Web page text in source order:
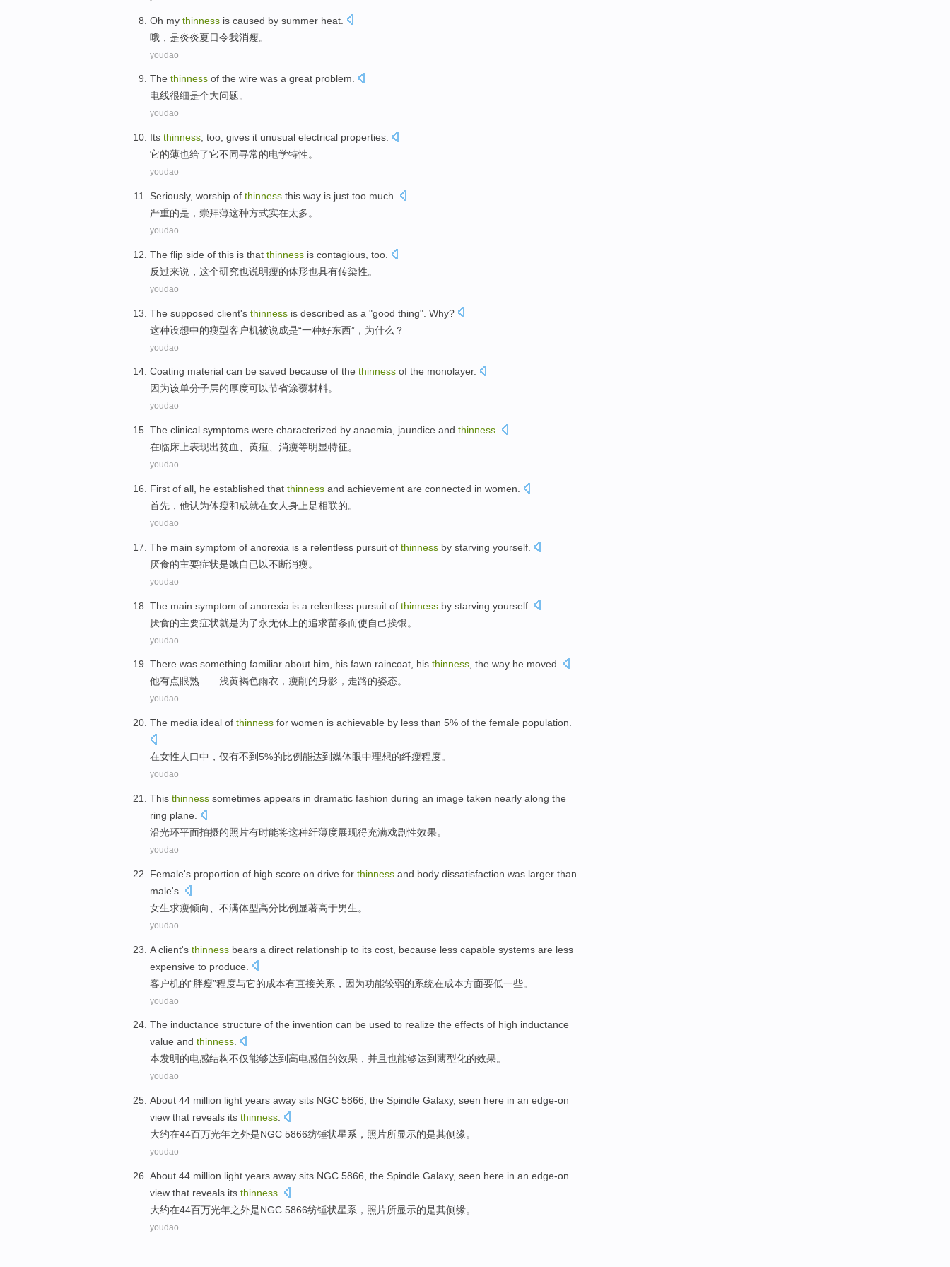
Oh my thinness is caused by summer heat.
哦 ， 是炎炎夏日令我消瘦。
youdao
The thinness of the wire was a great problem.
电线很细是个大问题。
youdao
Its thinness , too, gives it unusual electrical properties
它的薄也给了它不同寻常的电学特性。
youdao
Seriously, worship of thinness this way is just too much.
严重的是 ， 崇拜薄这种方式实在太多。
youdao
The flip side of this is that thinness is contagious too
反过来说， 这个研究也说明瘦的体形也具有传染性。
youdao
The supposed client's thinness is described as a "good thing". Why?
这种设想中的瘦型客户机被说成是“一种好东西”，为什么？
youdao
Coating material can be saved because of the thinness of the monolayer.
因为该单分子层的厚度可以节省涂覆材料。
youdao
The clinical symptoms were characterized by anaemia jaundice and thinness
在临床上表现出贫血、 黄疸 、消瘦等明显特征。
youdao
First of all, he established that thinness and achievement are connected in women
首先 ， 他认为体瘦和成就在女人身上是相联的。
youdao
The main symptom of anorexia is a relentless pursuit of thinness by starving yourself
厌食的主要症状是饿自已以不断消瘦。
youdao
The main symptom of anorexia is a relentless pursuit of thinness by starving yourself
厌食的主要症状就是为了永无休止的追求苗条而使自己挨饿。
youdao
There was something familiar about him, his fawn raincoat, his thinness, the way he moved.
他有点眼熟——浅黄褐色雨衣 ， 瘦削 的身影，走路的姿态。
youdao
The media ideal of thinness for women is achievable by less than 5% of the female population
在女性 人口中 ，仅有不到5%的比例能达到媒体眼中理想的纤瘦程度。
youdao
This thinness sometimes appears in dramatic fashion during an image taken nearly along the
ring plane
沿光环平面拍摄的照片有时能将这种纤薄度展现得充满戏剧性效果。
youdao
Female's proportion of high score on drive for thinness and body dissatisfaction was larger than
male's
女生求瘦倾向、 不满体型高分比例 显著高于男生。
youdao
A client's thinness bears a direct relationship to its cost because less capable systems are less
expensive to produce.
客户机的“胖瘦”程度与它的成本有直接关系 ， 因为功能较弱的系统在成本方面要低一些。
youdao
The inductance structure of the invention can be used to realize the effects of high inductance
value and thinness.
本发明的电感结构不仅能够达到高电感值的效果 ， 并且 也能够达到薄型化的效果。
youdao
About 44 million light years away sits NGC 5866, the Spindle Galaxy, seen here in an edge-on
view that reveals its thinness
大约在44百万光年之外是NGC 5866纺锤状星系 ，照片所显示的是其侧缘。
youdao
About 44 million light years away sits NGC 5866, the Spindle Galaxy, seen here in an edge-on
view that reveals its thinness
大约在44百万光年之外是NGC 5866纺锤状星系 ，照片所显示的是其侧缘。
youdao